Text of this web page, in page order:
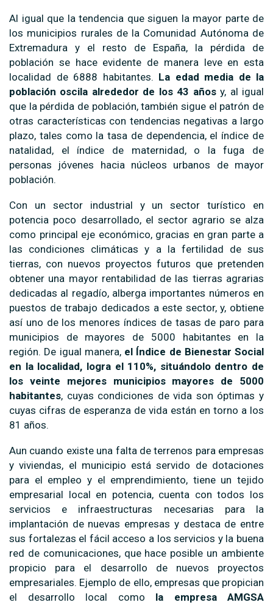
Al igual que la tendencia que siguen la mayor parte de
los municipios rurales de la Comunidad Autónoma de
Extremadura y el resto de España, la pérdida de
población se hace evidente de manera leve en esta
localidad de 6888 habitantes. La edad media de la
población oscila alrededor de los 43 añosy, al igual
que la pérdida de población, también sigue el patrón de
otras características con tendencias negativas a largo
plazo, tales como la tasa de dependencia, el índice de
natalidad, el índice de maternidad, o la fuga de
personas jóvenes hacia núcleos urbanos de mayor
población.
Con un sector industrial y un sector turístico en
potencia poco desarrollado, el sector agrario se alza
como principal eje económico, gracias en gran parte a
las condiciones climáticas y a la fertilidad de sus
tierras, con nuevos proyectos futuros que pretenden
obtener una mayor rentabilidad de las tierras agrarias
dedicadas al regadío, alberga importantes números en
puestos de trabajo dedicados a este sector, y, obtiene
así uno de los menores índices de tasas de paro para
municipios de mayores de 5000 habitantes en la
región. De igual manera, el Índice de Bienestar Social
en la localidad, logra el 110%, situándolo dentro de
los veinte mejores municipios mayores de 5000
habitantes, cuyas condiciones de vida son óptimas y
cuyas cifras de esperanza de vida están en torno a los
81 años.
Aun cuando existe una falta de terrenos para empresas
y viviendas, el municipio está servido de dotaciones
para el empleo y el emprendimiento, tiene un tejido
empresarial local en potencia, cuenta con todos los
servicios e infraestructuras necesarias para la
implantación de nuevas empresas y destaca de entre
sus fortalezas el fácil acceso a los servicios y la buena
red de comunicaciones, que hace posible un ambiente
propicio para el desarrollo de nuevos proyectos
empresariales. Ejemplo de ello, empresas que propician
el desarrollo local como la empresa AMGSA